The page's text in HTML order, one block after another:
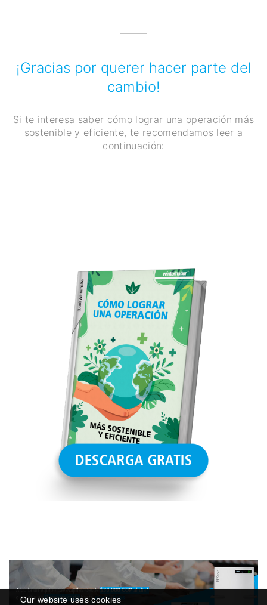
Our website uses cookies
¡Gracias por querer hacer parte del
cambio!
Si te interesa saber cómo lograr una operación más
sostenible y eficiente, te recomendamos leer a
continuación: